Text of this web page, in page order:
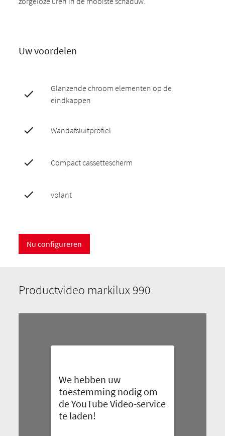
Uw voordelen
Glanzende chroom elementen op de
eindkappen
Wandafsluitprofiel
Compact cassettescherm
volant
Nu configureren
Productvideo markilux 990
We hebben uw
toestemming nodig om
de YouTube Video-service
te laden!